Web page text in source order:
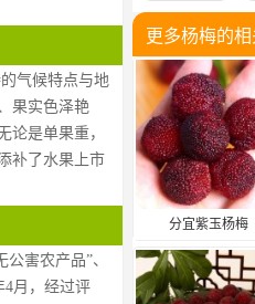
气候特点与地
果实色泽艳
论是单果重，
补了水果上市
害农产品”、
4月，经过评
更多杨梅的
分宜紫玉杨梅